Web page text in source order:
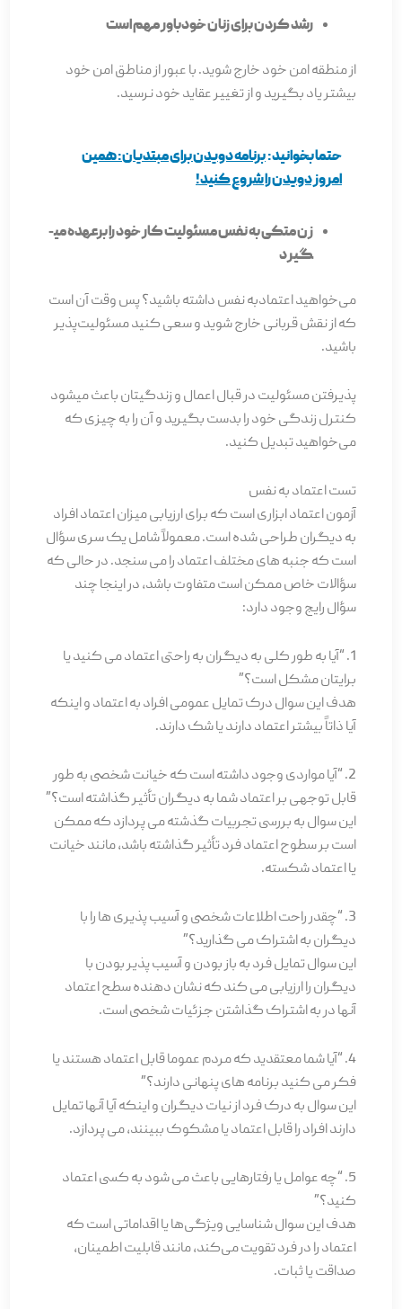
رشد کردن برای زنان خودباور مهم است
از منطقه امن خود خارج شوید. با عبور از مناطق امن خود
بیشتر یاد بگیرید و از تغییر عقاید خود نرسید.
حتما بخوانید:برنامه دویدن برای مبتدیان: همین
امروز دویدن را شروع کنید!
زن متکی به نفس مسئولیت کار خود را برعهده می­
گیرد
می‌خواهید اعتمادبه نفس داشته باشید؟ پس وقت آن است
که از نقش قربانی خارج شوید و سعی کنید مسئولیت‌­پذیر
باشید.
پذیرفتن مسئولیت در قبال اعمال و زندگی­تان باعث می­شود
کنترل زندگی خود را بدست بگیرید و آن را به چیزی که
می‌­خواهید تبدیل کنید.
تست اعتماد به نفس
آزمون اعتماد ابزاری است که برای ارزیابی میزان اعتماد افراد
به دیگران طراحی شده است. معمولاً شامل یک سری سؤال
است که جنبه های مختلف اعتماد را می سنجد. در حالی که
سؤالات خاص ممکن است متفاوت باشد، در اینجا چند
سؤال رایج وجود دارد:
1. “آیا به طور کلی به دیگران به راحتی اعتماد می کنید یا
برایتان مشکل است؟”
هدف این سوال درک تمایل عمومی افراد به اعتماد و اینکه
آیا ذاتاً بیشتر اعتماد دارند یا شک دارند.
2. “آیا مواردی وجود داشته است که خیانت شخصی به طور
قابل توجهی بر اعتماد شما به دیگران تأثیر گذاشته است؟”
این سوال به بررسی تجربیات گذشته می پردازد که ممکن
است بر سطوح اعتماد فرد تأثیر گذاشته باشد، مانند خیانت
یا اعتماد شکسته.
3. “چقدر راحت اطلاعات شخصی و آسیب پذیری ها را با
دیگران به اشتراک می گذارید؟”
این سوال تمایل فرد به باز بودن و آسیب پذیر بودن با
دیگران را ارزیابی می کند که نشان دهنده سطح اعتماد
آنها در به اشتراک گذاشتن جزئیات شخصی است.
4. “آیا شما معتقدید که مردم عموما قابل اعتماد هستند یا
فکر می کنید برنامه های پنهانی دارند؟”
این سوال به درک فرد از نیات دیگران و اینکه آیا آنها تمایل
دارند افراد را قابل اعتماد یا مشکوک ببینند، می پردازد.
5. “چه عوامل یا رفتارهایی باعث می شود به کسی اعتماد
کنید؟”
هدف این سوال شناسایی ویژگی‌ها یا اقداماتی است که
اعتماد را در فرد تقویت می‌کند، مانند قابلیت اطمینان،
صداقت یا ثبات.